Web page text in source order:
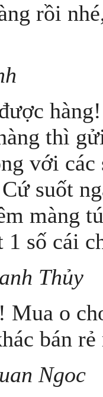
rồi
thì
với
suốt
màng
số cái
Thủy
Mua o
bán
Ngoc